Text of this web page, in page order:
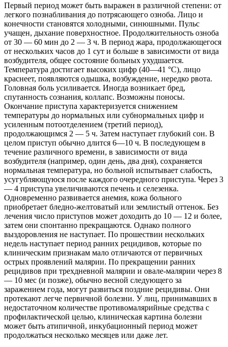
Первый период может быть выражен в различной степени: от
легкого познабливания до потрясающего озноба. Лицо и
конечности становятся холодными, синюшными. Пульс
учащен, дыхание поверхностное. Продолжительность озноба
от 30 — 60 мин до 2 — 3 ч. В период жара, продолжающегося
от нескольких часов до 1 сут и больше в зависимости от вида
возбудителя, общее состояние больных ухудшается.
Температура достигает высоких цифр (40—41 °С), лицо
краснеет, появляются одышка, возбуждение, нередко рвота.
Головная боль усиливается. Иногда возникает бред,
спутанность сознания, коллапс. Возможны поносы.
Окончание приступа характеризуется снижением
температуры до нормальных или субнормальных цифр и
усиленным потоотделением (третий период),
продолжающимся 2 — 5 ч. Затем наступает глубокий сон. В
целом приступ обычно длится 6—10 ч. В последующем в
течение различного времени, в зависимости от вида
возбудителя (например, один день, два дня), сохраняется
нормальная температура, но больной испытывает слабость,
усугубляющуюся после каждого очередного приступа. Через 3
— 4 приступа увеличиваются печень и селезенка.
Одновременно развивается анемия, кожа больного
приобретает бледно-желтоватый или землистый оттенок. Без
лечения число приступов может доходить до 10 — 12 и более,
затем они спонтанно прекращаются. Однако полного
выздоровления не наступает. По прошествии нескольких
недель наступает период ранних рецидивов, которые по
клиническим признакам мало отличаются от первичных
острых проявлений малярии. По прекращении ранних
рецидивов при трехдневной малярии и овале-малярии через 8
— 10 мес (и позже), обычно весной следующего за
заражением года, могут развиться поздние рецидивы. Они
протекают легче первичной болезни. У лиц, принимавших в
недостаточном количестве противомалярийные средства с
профилактической целью, клиническая картина болезни
может быть атипичной, инкубационный период может
продолжаться несколько месяцев или даже лет.